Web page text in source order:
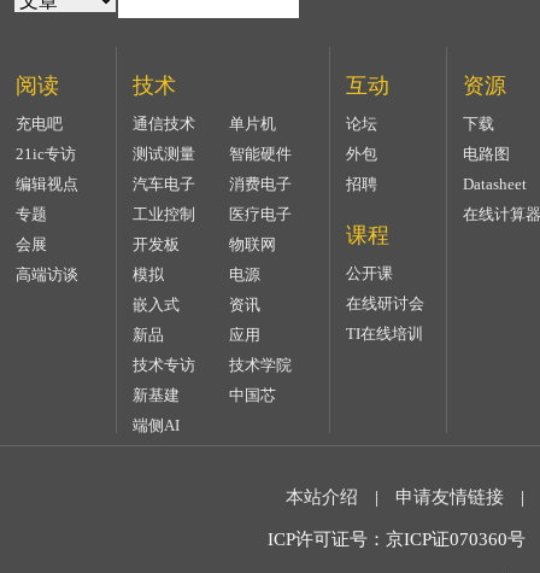
阅读
充电吧
21ic专访
编辑视点
专题
会展
高端访谈
技术
通信技术
单片机
测试测量
智能硬件
汽车电子
消费电子
工业控制
医疗电子
开发板
物联网
模拟
电源
嵌入式
资讯
新品
应用
技术专访
技术学院
新基建
中国芯
端侧AI
互动
论坛
外包
招聘
课程
公开课
在线研讨会
TI在线培训
资源
下载
电路图
Datasheet
在线计算器
本站介绍 | 申请友情链接 |
ICP许可证号：京ICP证070360